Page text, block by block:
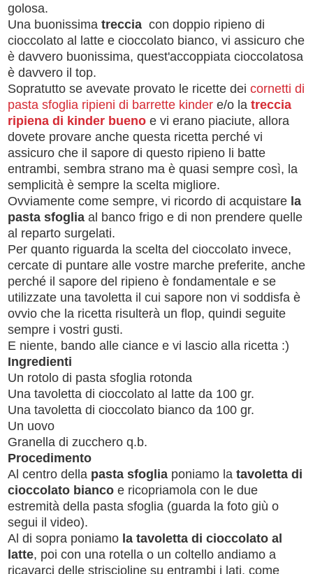
golosa.
Una buonissima treccia con doppio ripieno di
cioccolato al latte e cioccolato bianco, vi assicuro che
è davvero buonissima, quest'accoppiata cioccolatosa
è davvero il top.
Sopratutto se avevate provato le ricette dei cornetti di
pasta sfoglia ripieni di barrette kinder e/o la treccia
ripiena di kinder bueno e vi erano piaciute, allora
dovete provare anche questa ricetta perché vi
assicuro che il sapore di questo ripieno li batte
entrambi, sembra strano ma è quasi sempre così, la
semplicità è sempre la scelta migliore.
Ovviamente come sempre, vi ricordo di acquistare la
pasta sfoglia al banco frigo e di non prendere quelle
al reparto surgelati.
Per quanto riguarda la scelta del cioccolato invece,
cercate di puntare alle vostre marche preferite, anche
perché il sapore del ripieno è fondamentale e se
utilizzate una tavoletta il cui sapore non vi soddisfa è
ovvio che la ricetta risulterà un flop, quindi seguite
sempre i vostri gusti.
E niente, bando alle ciance e vi lascio alla ricetta :)
Ingredienti
Un rotolo di pasta sfoglia rotonda
Una tavoletta di cioccolato al latte da 100 gr.
Una tavoletta di cioccolato bianco da 100 gr.
Un uovo
Granella di zucchero q.b.
Procedimento
Al centro della pasta sfoglia poniamo la tavoletta di
cioccolato bianco e ricopriamola con le due
estremità della pasta sfoglia (guarda la foto giù o
segui il video).
Al di sopra poniamo la tavoletta di cioccolato al
latte, poi con una rotella o un coltello andiamo a
ricavarci delle striscioline su entrambi i lati, come